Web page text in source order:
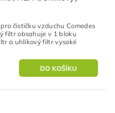
čističku vzduchu Comedes
filtr obsahuje v 1 bloku
a uhlíkový filtr vysoké